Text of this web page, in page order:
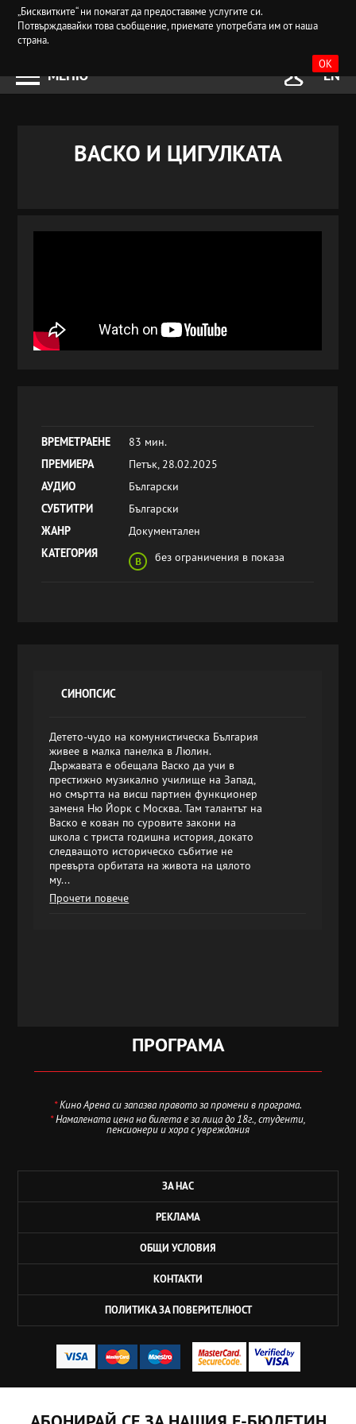
„Бисквитките“ ни помагат да предоставяме услугите си.
Потвърждавайки това съобщение, приемате употребата им от наша
страна.
OK
МЕНЮ EN
ВАСКО И ЦИГУЛКАТА
ВРЕМЕТРАЕНЕ
83 мин.
ПРЕМИЕРА
Петък, 28.02.2025
АУДИО
Български
СУБТИТРИ
Български
ЖАНР
Документален
КАТЕГОРИЯ
без ограничения в показа
СИНОПСИС
Детето-чудо на комунистическа България
живее в малка панелка в Люлин.
Държавата е обещала Васко да учи в
престижно музикално училище на Запад,
но смъртта на висш партиен функционер
заменя Ню Йорк с Москва. Там талантът на
Васко е кован по суровите закони на
школа с триста годишна история, докато
следващото историческо събитие не
превърта орбитата на живота на цялото
му...
Прочети повече
ПРОГРАМА
*Кино Арена си запазва правото за промени в програма.
*Намалената цена на билета е за лица до 18г., студенти,
пенсионери и хора с увреждания
ЗА НАС
РЕКЛАМА
ОБЩИ УСЛОВИЯ
КОНТАКТИ
ПОЛИТИКА ЗА ПОВЕРИТЕЛНОСТ